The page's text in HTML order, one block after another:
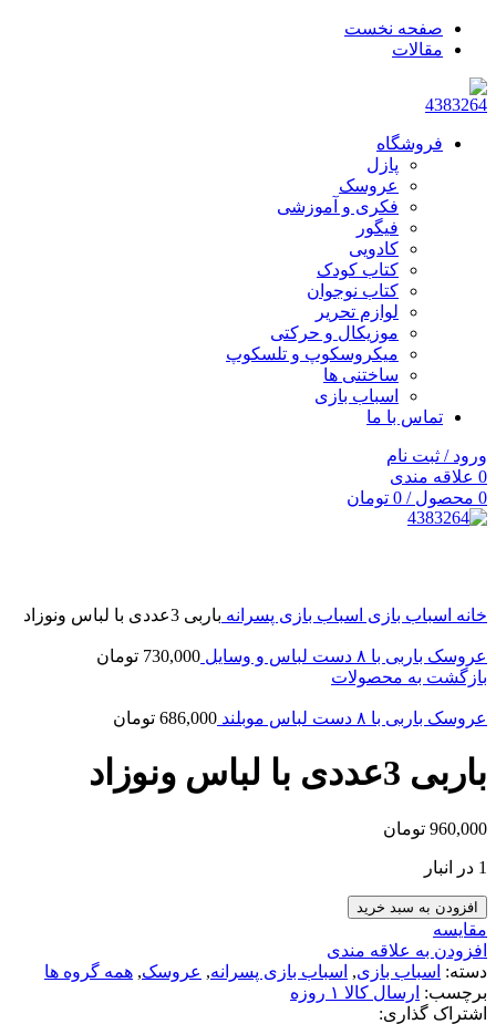
صفحه نخست
مقالات
فروشگاه
پازل
عروسک
فکری و آموزشی
فیگور
کادویی
کتاب کودک
کتاب نوجوان
لوازم تحریر
موزیکال و حرکتی
میکروسکوپ و تلسکوپ
ساختنی ها
اسباب بازی
تماس با ما
ورود / ثبت نام
0 علاقه مندی
0 محصول /
0 تومان
خانه اسباب بازی اسباب بازی پسرانه باربی 3عددی با لباس ونوزاد
عروسک باربی با ۸ دست لباس و وسایل 730,000 تومان
بازگشت به محصولات
عروسک باربی با ۸ دست لباس موبلند 686,000 تومان
باربی 3عددی با لباس ونوزاد
960,000 تومان
1 در انبار
افزودن به سبد خرید
مقایسه
افزودن به علاقه مندی
دسته: اسباب بازی, اسباب بازی پسرانه, عروسک, همه گروه ها
برچسب: ارسال کالا ۱ روزه
اشتراک گذاری: